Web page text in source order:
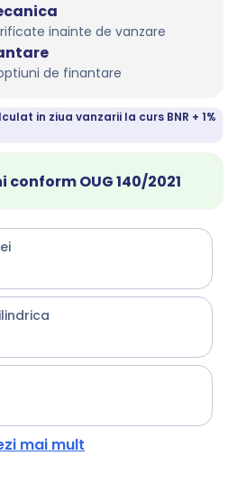
inainte de vanzare
de finantare
in ziua vanzarii la curs BNR + 1%
conform OUG 140/2021
mai mult